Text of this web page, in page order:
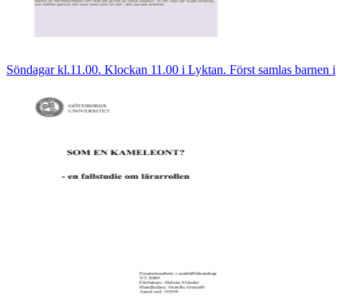
Söndagar kl.11.00. Klockan 11.00 i Lyktan. Först samlas barnen i